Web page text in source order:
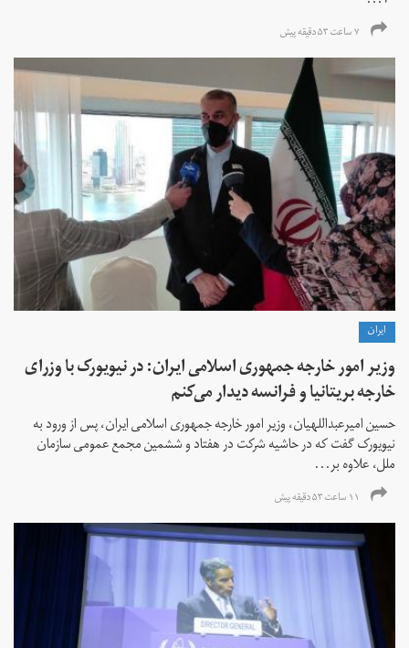
۷ ساعت ۵۳ دقیقه پیش
ايران
وزیر امور خارجه جمهوری اسلامی ایران: در نیویورک با وزرای
خارجه بریتانیا و فرانسه دیدار می‌کنم
حسین امیرعبداللهیان، وزیر امور خارجه جمهوری اسلامی ایران، پس از ورود به
نیویورک گفت که در حاشیه شرکت در هفتاد و ششمین مجمع عمومی سازمان
ملل، علاوه بر...
۱۱ ساعت ۵۳ دقیقه پیش